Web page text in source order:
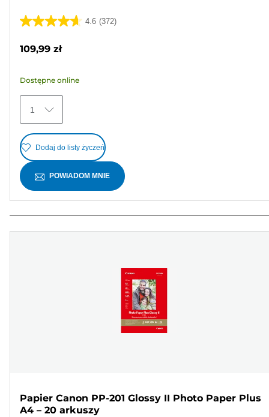
4.6 (372)
4.6
5
372
Recenzji
109,99 zł
Dostępne online
1
Dodaj do listy życzeń
POWIADOM MNIE
Papier Canon PP-201 Glossy II Photo Paper Plus
A4 – 20 arkuszy